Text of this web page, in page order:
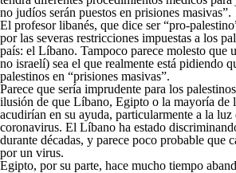
no judíos serán puestos en prisiones masivas”.
El profesor libanés, que dice ser “pro-
por las severas restricciones impuestas a los
país: el Líbano. Tampoco parece molesto que
no israelí) sea el que realmente está pidiendo
palestinos en “prisiones masivas”.
Parece que sería imprudente para los
ilusión de que Líbano, Egipto o la mayoría de
acudirían en su ayuda, particularmente a la luz
coronavirus. El Líbano ha estado
durante décadas, y parece poco probable que
por un virus.
Egipto, por su parte, hace mucho tiempo